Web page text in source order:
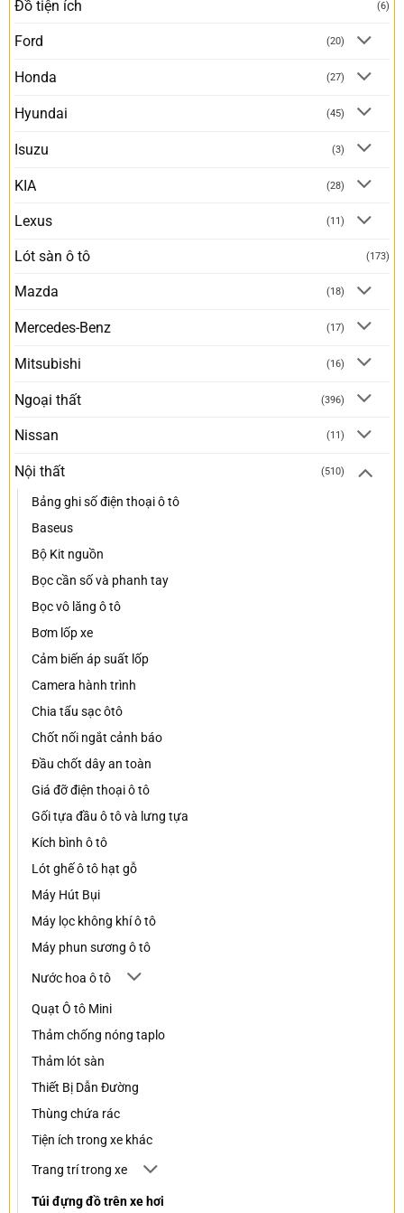
Đồ tiện ích (6)
Ford (20)
Honda (27)
Hyundai (45)
Isuzu (3)
KIA (28)
Lexus (11)
Lót sàn ô tô (173)
Mazda (18)
Mercedes-Benz (17)
Mitsubishi (16)
Ngoại thất (396)
Nissan (11)
Nội thất (510)
Bảng ghi số điện thoại ô tô
Baseus
Bộ Kit nguồn
Bọc cần số và phanh tay
Bọc vô lăng ô tô
Bơm lốp xe
Cảm biến áp suất lốp
Camera hành trình
Chia tẩu sạc ôtô
Chốt nối ngắt cảnh báo
Đầu chốt dây an toàn
Giá đỡ điện thoại ô tô
Gối tựa đầu ô tô và lưng tựa
Kích bình ô tô
Lót ghế ô tô hạt gỗ
Máy Hút Bụi
Máy lọc không khí ô tô
Máy phun sương ô tô
Nước hoa ô tô
Quạt Ô tô Mini
Thảm chống nóng taplo
Thảm lót sàn
Thiết Bị Dẫn Đường
Thùng chứa rác
Tiện ích trong xe khác
Trang trí trong xe
Túi đựng đồ trên xe hơi